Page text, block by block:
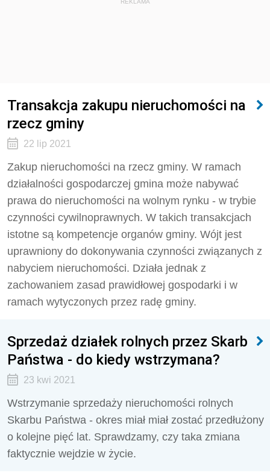
REKLAMA
Transakcja zakupu nieruchomości na
rzecz gminy
22 lip 2021
Zakup nieruchomości na rzecz gminy. W ramach
działalności gospodarczej gmina może nabywać
prawa do nieruchomości na wolnym rynku - w trybie
czynności cywilnoprawnych. W takich transakcjach
istotne są kompetencje organów gminy. Wójt jest
uprawniony do dokonywania czynności związanych z
nabyciem nieruchomości. Działa jednak z
zachowaniem zasad prawidłowej gospodarki i w
ramach wytyczonych przez radę gminy.
Sprzedaż działek rolnych przez Skarb
Państwa - do kiedy wstrzymana?
23 kwi 2021
Wstrzymanie sprzedaży nieruchomości rolnych
Skarbu Państwa - okres miał miał zostać przedłużony
o kolejne pięć lat. Sprawdzamy, czy taka zmiana
faktycznie wejdzie w życie.